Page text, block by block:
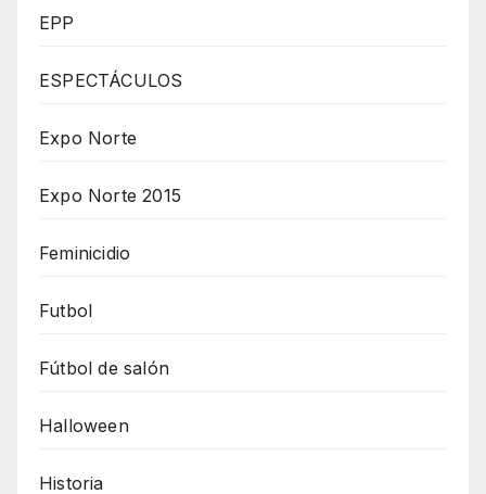
EPP
ESPECTÁCULOS
Expo Norte
Expo Norte 2015
Feminicidio
Futbol
Fútbol de salón
Halloween
Historia